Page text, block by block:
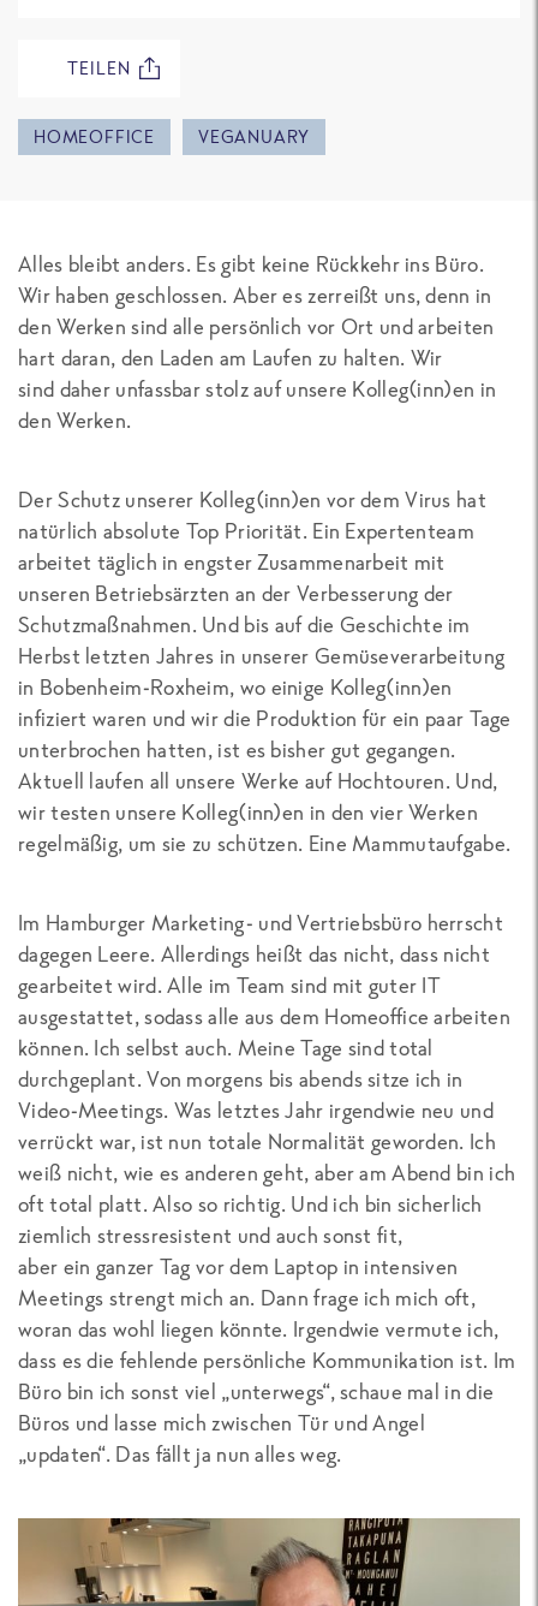
TEILEN
HOMEOFFICE VEGANUARY
Alles bleibt anders. Es gibt keine Rückkehr ins Büro.
Wir haben geschlossen. Aber es zerreißt uns, denn in
den Werken sind alle persönlich vor Ort und arbeiten
hart daran, den Laden am Laufen zu halten. Wir
sind daher unfassbar stolz auf unsere Kolleg(inn)en in
den Werken.
Der Schutz unserer Kolleg(inn)en vor dem Virus hat
natürlich absolute Top Priorität. Ein Expertenteam
arbeitet täglich in engster Zusammenarbeit mit
unseren Betriebsärzten an der Verbesserung der
Schutzmaßnahmen. Und bis auf die Geschichte im
Herbst letzten Jahres in unserer Gemüseverarbeitung
in Bobenheim-Roxheim, wo einige Kolleg(inn)en
infiziert waren und wir die Produktion für ein paar Tage
unterbrochen hatten, ist es bisher gut gegangen.
Aktuell laufen all unsere Werke auf Hochtouren. Und,
wir testen unsere Kolleg(inn)en in den vier Werken
regelmäßig, um sie zu schützen. Eine Mammutaufgabe.
Im Hamburger Marketing- und Vertriebsbüro herrscht
dagegen Leere. Allerdings heißt das nicht, dass nicht
gearbeitet wird. Alle im Team sind mit guter IT
ausgestattet, sodass alle aus dem Homeoffice arbeiten
können. Ich selbst auch. Meine Tage sind total
durchgeplant. Von morgens bis abends sitze ich in
Video-Meetings. Was letztes Jahr irgendwie neu und
verrückt war, ist nun totale Normalität geworden. Ich
weiß nicht, wie es anderen geht, aber am Abend bin ich
oft total platt. Also so richtig. Und ich bin sicherlich
ziemlich stressresistent und auch sonst fit,
aber ein ganzer Tag vor dem Laptop in intensiven
Meetings strengt mich an. Dann frage ich mich oft,
woran das wohl liegen könnte. Irgendwie vermute ich,
dass es die fehlende persönliche Kommunikation ist. Im
Büro bin ich sonst viel „unterwegs“, schaue mal in die
Büros und lasse mich zwischen Tür und Angel
„updaten“. Das fällt ja nun alles weg.